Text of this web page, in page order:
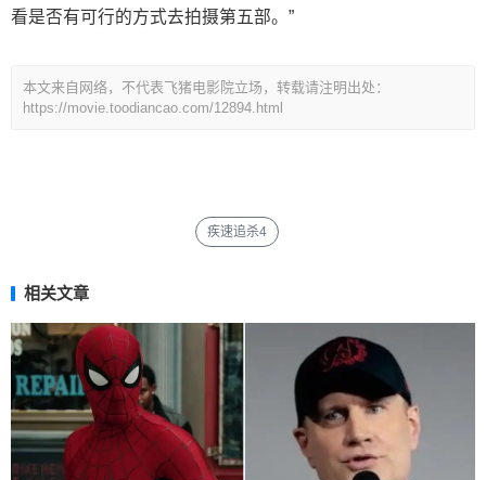
看是否有可行的方式去拍摄第五部。”
本文来自网络，不代表飞猪电影院立场，转载请注明出处：
https://movie.toodiancao.com/12894.html
疾速追杀4
相关文章